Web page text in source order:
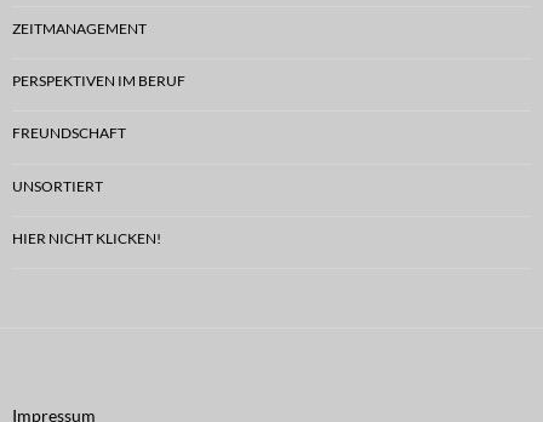
ZEITMANAGEMENT
PERSPEKTIVEN IM BERUF
FREUNDSCHAFT
UNSORTIERT
HIER NICHT KLICKEN!
Impressum